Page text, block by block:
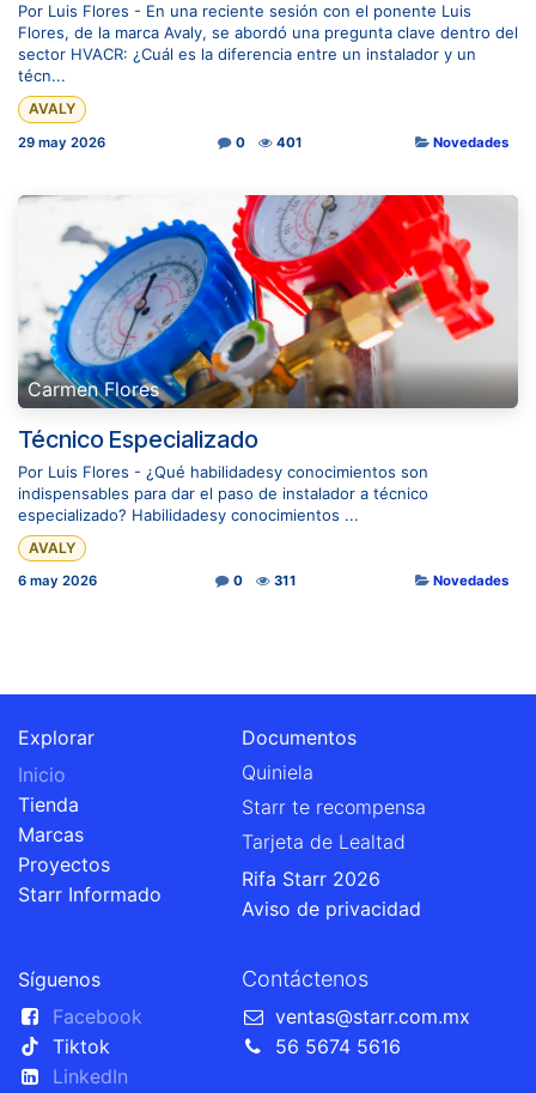
Por Luis Flores - En una reciente sesión con el ponente Luis
Flores, de la marca Avaly, se abordó una pregunta clave dentro del
sector HVACR: ¿Cuál es la diferencia entre un instalador y un
técn...
AVALY
29 may 2026 0 401 Novedades
Carmen Flores
Técnico Especializado
Por Luis Flores - ¿Qué habilidadesy conocimientos son
indispensables para dar el paso de instalador a técnico
especializado? Habilidadesy conocimientos ...
AVALY
6 may 2026 0 311 Novedades
Explorar
Inicio
Tienda
Marcas
Proyectos
Starr Informado
Documentos
Quiniela
Starr te recompensa
Tarjeta de Lealtad
Rifa Starr 2026
Aviso de privacidad
Síguenos
Facebook
Tiktok
LinkedIn
Contáctenos
ventas@starr.com.mx
56 5674 5616